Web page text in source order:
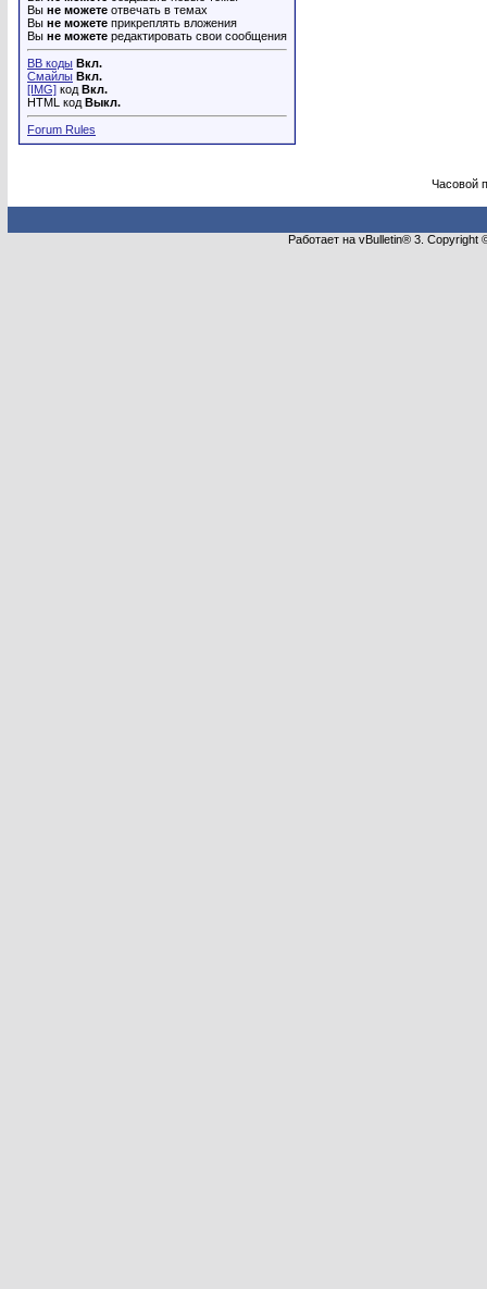
Вы не можете отвечать в темах
Вы не можете прикреплять вложения
Вы не можете редактировать свои сообщения
BB коды Вкл.
Смайлы Вкл.
[IMG] код Вкл.
HTML код Выкл.
Forum Rules
Часовой
Работает на vBulletin® 3.